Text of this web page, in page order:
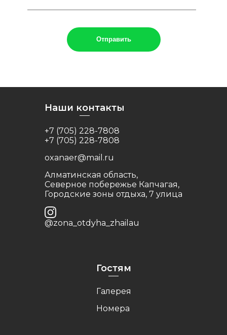
Наши контакты
+7 (705) 228-7808
+7 (705) 228-7808
oxanaer@mail.ru
Алматинская область,
Северное побережье Капчагая,
Городские зоны отдыха, 7 улица
@zona_otdyha_zhailau
Гостям
Галерея
Номера